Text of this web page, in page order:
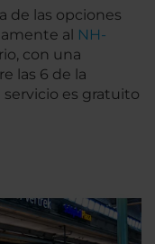
de las opciones
al NH-
con una
las 6 de la
servicio es gratuito